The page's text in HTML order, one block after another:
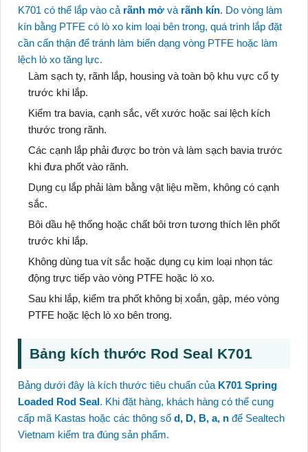
K701 có thể lắp vào cả rãnh mở và rãnh kín. Do vòng làm
kín bằng PTFE có lò xo kim loại bên trong, quá trình lắp đặt
cần cẩn thận để tránh làm biến dạng vòng PTFE hoặc làm
lệch lò xo tăng lực.
Làm sạch ty, rãnh lắp, housing và toàn bộ khu vực cổ ty
trước khi lắp.
Kiểm tra bavia, cạnh sắc, vết xước hoặc sai lệch kích
thước trong rãnh.
Các cạnh lắp phải được bo tròn và làm sạch bavia trước
khi đưa phốt vào rãnh.
Dụng cụ lắp phải làm bằng vật liệu mềm, không có cạnh
sắc.
Bôi dầu hệ thống hoặc chất bôi trơn tương thích lên phốt
trước khi lắp.
Không dùng tua vít sắc hoặc dụng cụ kim loại nhọn tác
động trực tiếp vào vòng PTFE hoặc lò xo.
Sau khi lắp, kiểm tra phốt không bị xoắn, gập, méo vòng
PTFE hoặc lệch lò xo bên trong.
Bảng kích thước Rod Seal K701
Bảng dưới đây là kích thước tiêu chuẩn của K701 Spring
Loaded Rod Seal. Khi đặt hàng, khách hàng có thể cung
cấp mã Kastas hoặc các thông số d, D, B, a, n để Sealtech
Vietnam kiểm tra đúng sản phẩm.